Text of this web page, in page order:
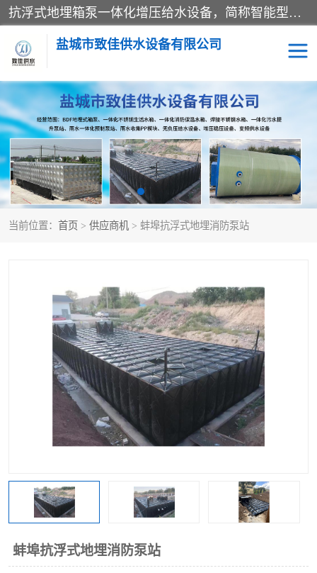
抗浮式地埋箱泵一体化增压给水设备，简称智能型泵站。它由由水泵机组、消防水箱、泵房三大部分组成，其抗浮效果好，因为设计时通过将底板与箱体联在一起，箱体重量抵消了地下水浮力。系统维护好，内部拉筋、泵站、管道，喷淋等各部运行正堂，无一损坏；结构更牢固。
盐城市致佳供水设备有限公司
当前位置： 首页 > 供应商机 > 蚌埠抗浮式地埋消防泵站
蚌埠抗浮式地埋消防泵站
消防一体化水箱 地埋箱泵一体化
一体化污水泵站